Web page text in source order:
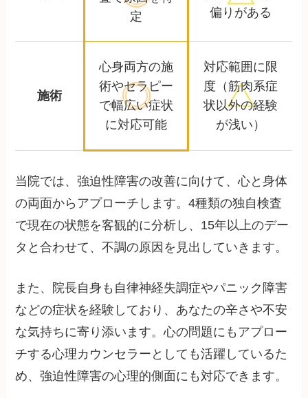
定
偏りがある
施術
心身両方の施
術やセラピー
で幅広い症状
に対応可能
対応範囲に限
度 （筋肉系症
状以外の経験
が浅い）
当院では、強迫性障害の改善に向けて、心と身体
の両面からアプローチします。4種類の独自検査
で現在の状態を客観的に分析し、15年以上のデー
タと合わせて、不調の原因を見出していきます。
また、院長自身も自律神経失調症やパニック障害
などの症状を経験しており、あなたの辛さや不安
な気持ちに寄り添います。心の問題にもアプロー
チする心理カウンセラーとしても活躍しているた
め、強迫性障害の心理的側面にも対応できます。